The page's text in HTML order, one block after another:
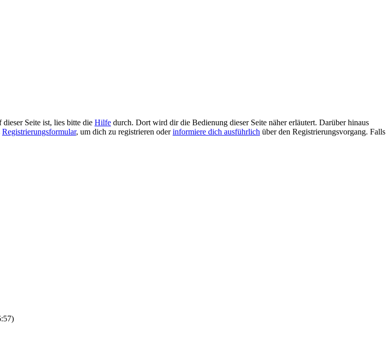
Seite ist, lies bitte die Hilfe durch. Dort wird dir die Bedienung dieser Seite näher erläutert. Darüber hinaus
Registrierungsformular, um dich zu registrieren oderinformiere dich ausführlich über den Registrierungsvorgang. Falls